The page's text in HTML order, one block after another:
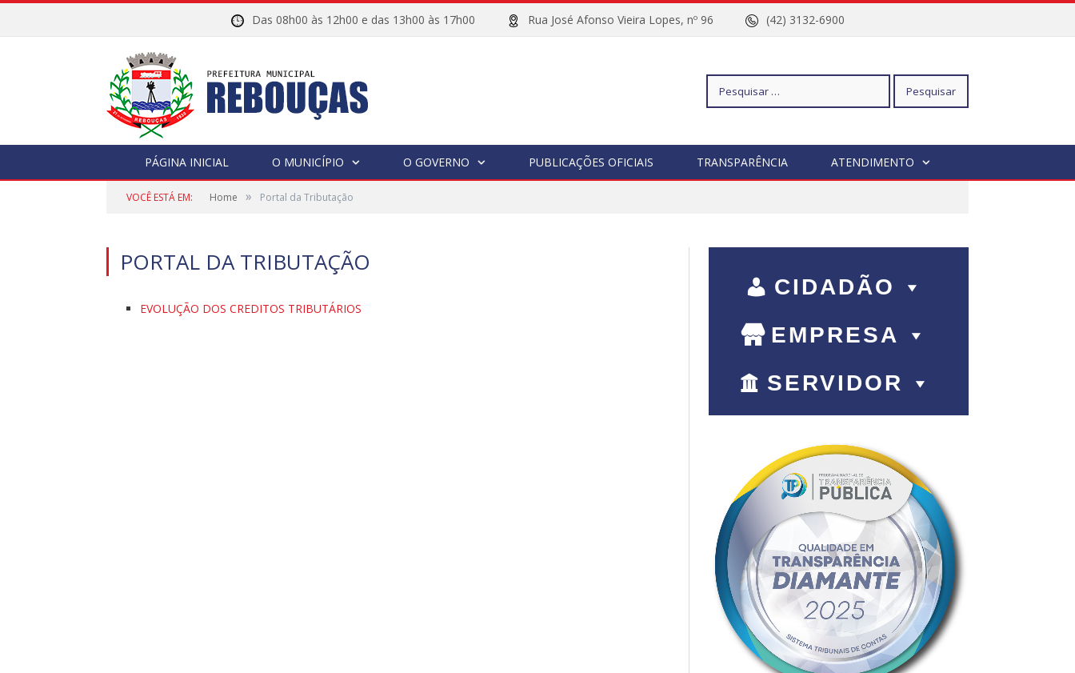
Das 08h00 às 12h00 e das 13h00 às 17h00 Rua José Afonso Vieira Lopes, nº 96 (42) 3132-6900
Pesquisar
PÁGINA INICIAL O MUNICÍPIO O GOVERNO PUBLICAÇÕES OFICIAIS TRANSPARÊNCIA ATENDIMENTO
VOCÊ ESTÁ EM: Home » Portal da Tributação
PORTAL DA TRIBUTAÇÃO
EVOLUÇÃO DOS CREDITOS TRIBUTÁRIOS
CIDADÃO
EMPRESA
SERVIDOR